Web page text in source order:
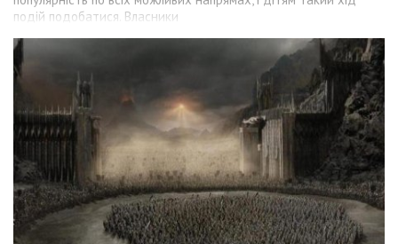
подій подобатися. Власники